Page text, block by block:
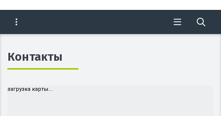
Контакты
загрузка карты...